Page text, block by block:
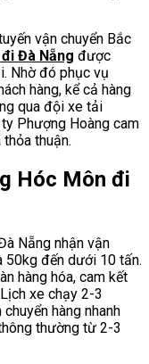
vận chuyển Bắc
Đà Nẵng được
Nhờ đó phục vụ
hàng, kể cả hàng
qua đội xe tải
Phượng Hoàng cam
thuận.
Hóc Môn đi
Nẵng nhận vận
50kg đến dưới 10 tấn.
hàng hóa, cam kết
xe chạy 2-3
hàng nhanh
thường từ 2-3